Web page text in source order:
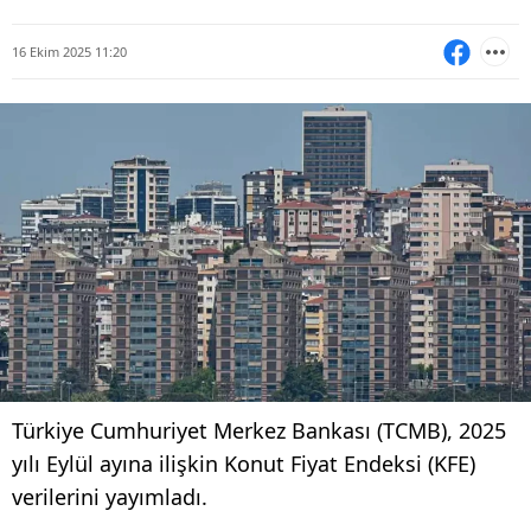
16 Ekim 2025 11:20
Türkiye Cumhuriyet Merkez Bankası (TCMB), 2025
yılı Eylül ayına ilişkin Konut Fiyat Endeksi (KFE)
verilerini yayımladı.